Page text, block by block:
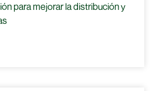
para mejorar la distribución y